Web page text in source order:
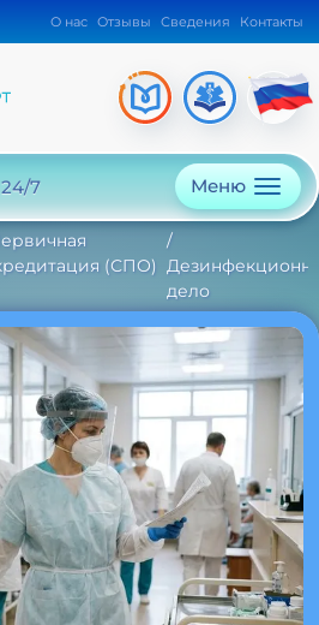
О нас Отзывы Сведения Контакты
24/7 Меню
(СПО)
дело